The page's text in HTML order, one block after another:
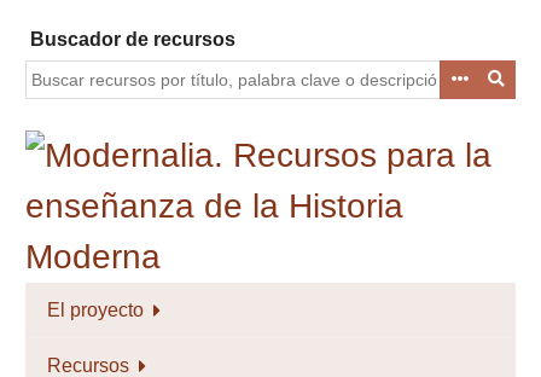
contenido
principal
Buscador de recursos
El proyecto
Recursos